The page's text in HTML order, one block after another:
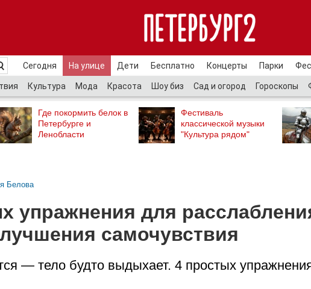
Сегодня На улице Дети Бесплатно Концерты Парки
Культура Мода Красота Шоу биз Сад и огород Гороскопы
Где покормить белок в
Петербурге и
Ленобласти
Фестиваль
классической музыки
"Культура рядом"
Белова
упражнения для
самочувствия
— тело будто выдыхает. 4 простых